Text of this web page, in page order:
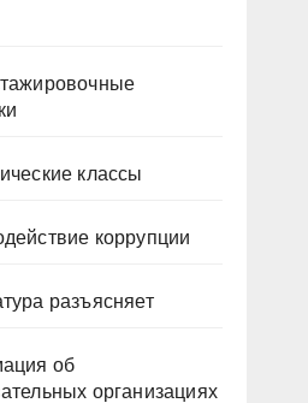
классы
коррупции
разъясняет
об
организациях